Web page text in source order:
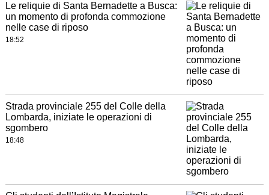
Le reliquie di Santa Bernadette a Busca:
un momento di profonda commozione
nelle case di riposo
18:52
Strada provinciale 255 del Colle della
Lombarda, iniziate le operazioni di
sgombero
18:48